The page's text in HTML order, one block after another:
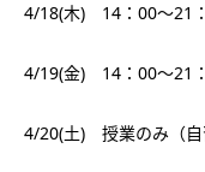
4/18(木) 14：00～21
4/19(金) 14：00～21
4/20(土) 授業のみ（自